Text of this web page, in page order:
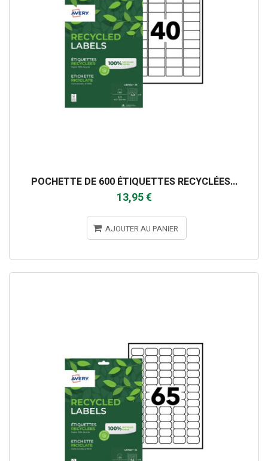
POCHETTE DE 600 ÉTIQUETTES RECYCLÉES...
13,95 €
AJOUTER AU PANIER